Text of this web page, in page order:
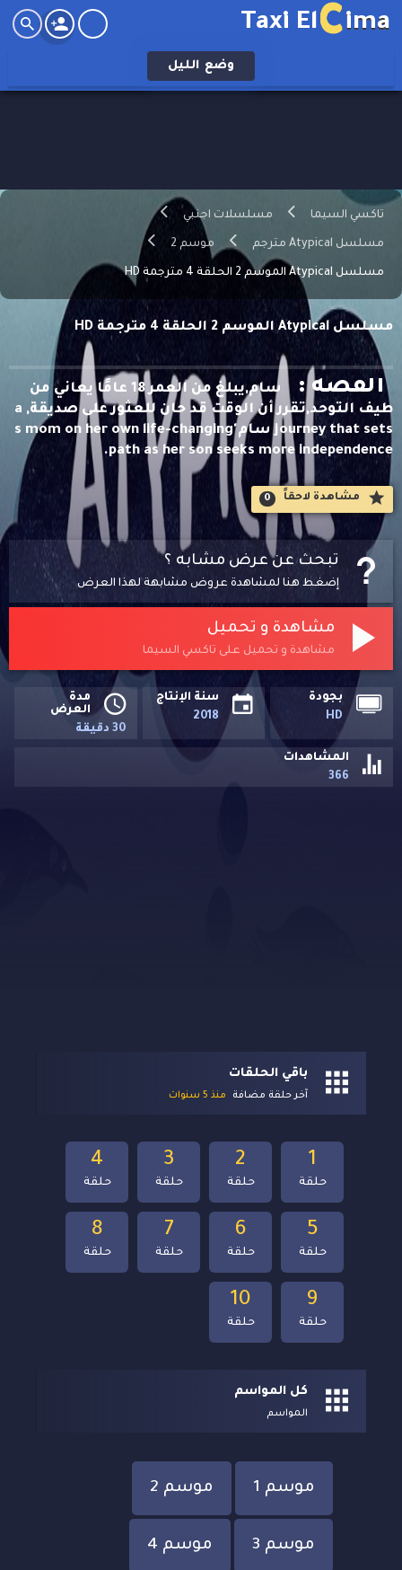
Taxi ElCima
وضع الليل
تاكسي السيما مسلسلات اجنبي
مسلسل Atypical مترجم موسم 2
مسلسل Atypical الموسم 2 الحلقة 4 مترجمة HD
مسلسل Atypical الموسم 2 الحلقة 4 مترجمة HD
القصه :
سام,يبلغ من العمر 18 عامًا يعاني من
طيف التوحد,تقرر أن الوقت قد حان للعثور على صديقة, a
journey that sets سام's mom on her own life-changing
path as her son seeks more independence.
مشاهدة لاحقاََ 0
تبحث عن عرض مشابه ؟
إضغط هنا لمشاهدة عروض مشابهة لهذا العرض
مشاهدة و تحميل
مشاهدة و تحميل على تاكسي السيما
بجودة
HD
سنة الإنتاج
2018
مدة
العرض
30 دقيقة
المشاهدات
366
باقي الحلقات
آخر حلقة مضافة منذ 5 سنوات
10
حلقة
9
حلقة
8
حلقة
7
حلقة
6
حلقة
5
حلقة
4
حلقة
3
حلقة
2
حلقة
1
حلقة
كل المواسم
المواسم
موسم 1 موسم 2
موسم 3 موسم 4